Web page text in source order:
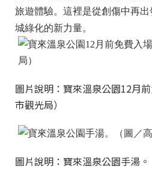
旅遊體驗。這裡是從創傷中再
城綠化的新力量。
圖片說明：寶來溫泉公園12月
市觀光局）
圖片說明：寶來溫泉公園手湯。